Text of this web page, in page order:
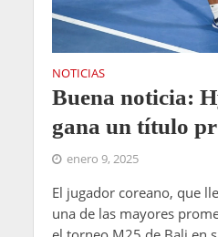
NOTICIAS
Buena noticia:
gana un título
enero 9, 2025
El jugador coreano, que
una de las mayores